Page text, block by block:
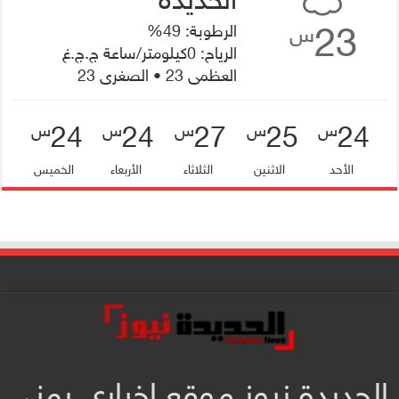
23س
الرطوبة: 49%
الرياح: 0كيلومتر/ساعة ج.ج.غ
العظمى 23 • الصغرى 23
24س
الأحد
25س
الاثنين
27س
الثلاثاء
24س
الأربعاء
24س
الخميس